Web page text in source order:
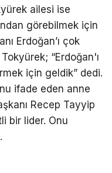
ailesi ise
görebilmek için
Erdoğan’ı çok
“Erdoğan'ı
için geldik” dedi.
ifade eden anne
Recep Tayyip
bir lider. Onu